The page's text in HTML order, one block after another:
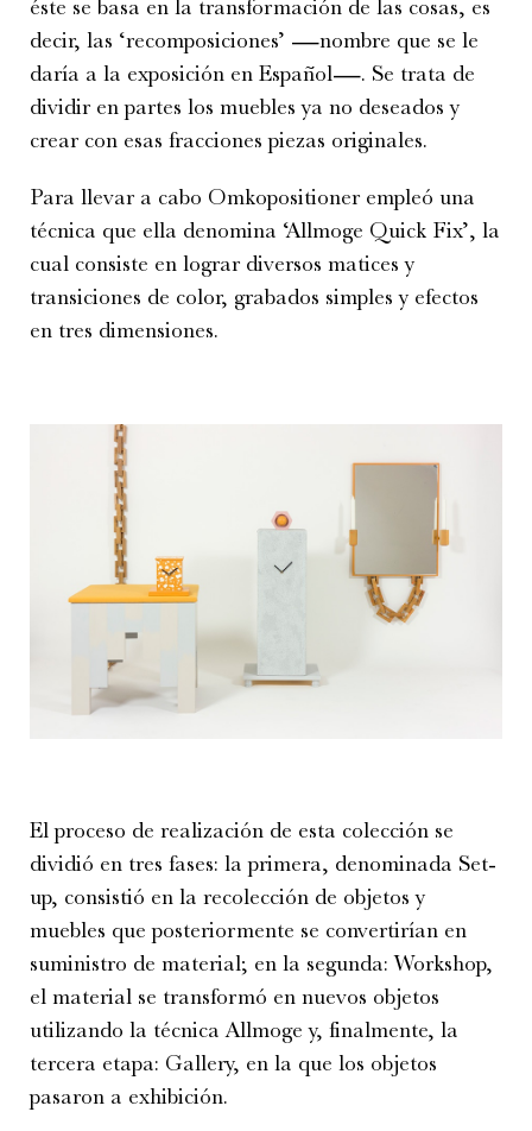
éste se basa en la transformación de las cosas, es
decir, las ‘recomposiciones’ ―nombre que se le
daría a la exposición en Español―. Se trata de
dividir en partes los muebles ya no deseados y
crear con esas fracciones piezas originales.
Para llevar a cabo Omkopositioner empleó una
técnica que ella denomina ‘Allmoge Quick Fix’, la
cual consiste en lograr diversos matices y
transiciones de color, grabados simples y efectos
en tres dimensiones.
El proceso de realización de esta colección se
dividió en tres fases: la primera, denominada Set-
up, consistió en la recolección de objetos y
muebles que posteriormente se convertirían en
suministro de material; en la segunda: Workshop,
el material se transformó en nuevos objetos
utilizando la técnica Allmoge y, finalmente, la
tercera etapa: Gallery, en la que los objetos
pasaron a exhibición.